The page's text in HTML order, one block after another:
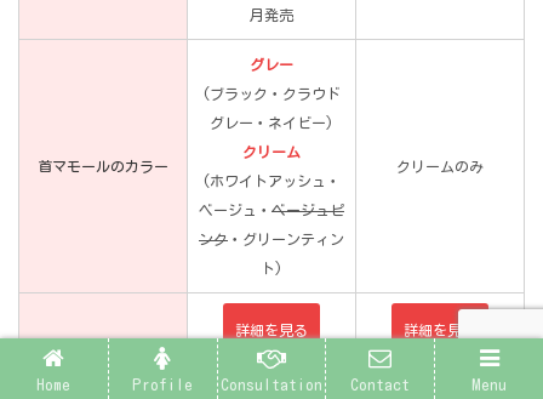
月発売
首マモールのカラー
グレー
(ブラック・クラウド
グレー・ネイビー)
クリーム
(ホワイトアッシュ・
ベージュ・ ベージュピ
ンク ・グリーンティン
ト)
クリームのみ
詳細を見る 詳細を見る
Home Profile Consultation Contact Menu